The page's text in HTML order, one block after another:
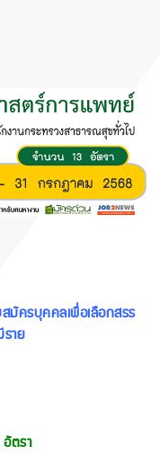
มัครบุคคลเพื่อเลือกสรร
าย
ตรา